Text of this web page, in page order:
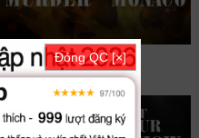
Án Mạng Ở Monaco
Murder in Monaco (2025)
Đóng QC [×]